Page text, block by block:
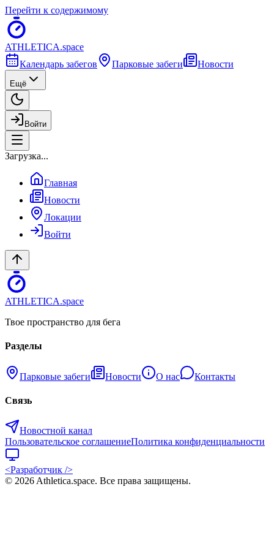
Перейти к содержимому
ATHLETICA.space
Календарь забегов
Парковые забеги Новости
Ещё
Войти
Загрузка...
Главная
Новости
Локации
Войти
ATHLETICA.space
Твое пространство для бега
Разделы
Парковые забеги Новости О нас Контакты
Связь
Новостной канал
Пользовательское соглашениеПолитика конфиденциальности
<Разработчик />
© 2026 Athletica.space. Все права защищены.